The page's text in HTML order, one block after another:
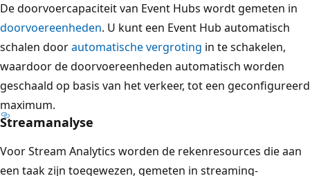
De doorvoercapaciteit van Event Hubs wordt gemeten in
doorvoereenheden. U kunt een Event Hub automatisch
schalen doorautomatische vergroting in te schakelen,
waardoor de doorvoereenheden automatisch worden
geschaald op basis van het verkeer, tot een geconfigureerd
maximum.
Streamanalyse
Voor Stream Analytics worden de rekenresources die aan
een taak zijn toegewezen, gemeten in streaming-